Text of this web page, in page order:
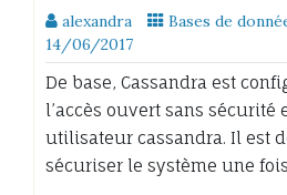
alexandra Bases de
14/06/2017
De base, Cassandra est
l’accès ouvert sans
utilisateur cassandra. Il est
sécuriser le système une fois